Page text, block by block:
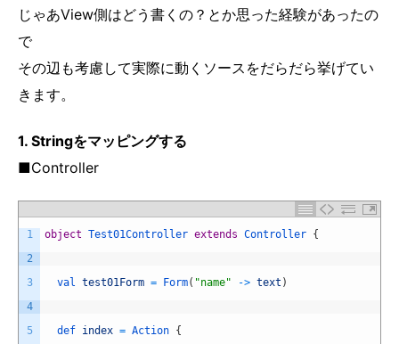
じゃあView側はどう書くの？とか思った経験があったの
で
その辺も考慮して実際に動くソースをだらだら挙げてい
きます。
1. Stringをマッピングする
■Controller
1
2
3
4
5
object Test01Controller extends Controller {
val test01Form = Form( "name" -> text )
def index = Action {